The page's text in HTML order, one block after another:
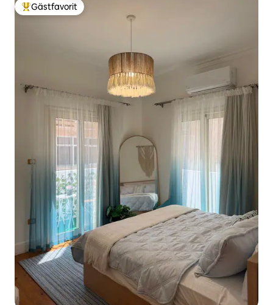
Populär gästfavorit
Gästfavorit